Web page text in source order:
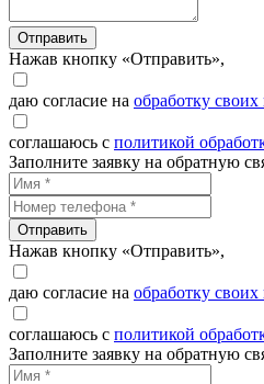
Отправить
Нажав кнопку «Отправить»,
даю согласие на обработку
соглашаюсь с политикой
Заполните заявку на обратную
Отправить
Нажав кнопку «Отправить»,
даю согласие на обработку
соглашаюсь с политикой
Заполните заявку на обратную